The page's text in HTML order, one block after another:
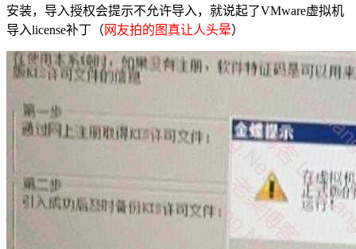
安装，导入授权会提示不允许导入，就说起了VMware虚拟机
导入license补丁（ 网友拍的图真让人头晕）